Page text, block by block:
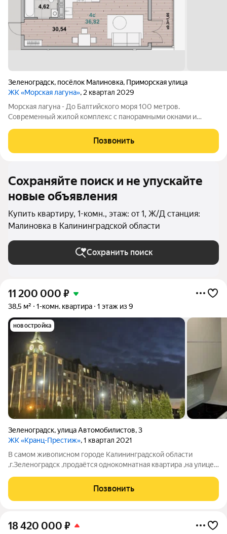
Зеленоградск, посёлок Малиновка, Приморская улица
ЖК «Морская лагуна», 2 квартал 2029
Морская лагуна - До Балтийского моря 100 метров.
Современный жилой комплекс с панорамными окнами и
для инвестиций и сдачи в аренду. Основные преимущества:
Позвонить
Сохраняйте поиск и не упускайте
новые объявления
Купить квартиру, 1-комн., этаж: от 1, Ж/Д станция:
Малиновка в Калининградской области
Сохранить поиск
11 200 000 ₽
38,5 м² 1-комн. квартира 1 этаж из 9
новостройка
Зеленоградск,улица Автомобилистов,3
ЖК «Кранц-Престиж», 1 квартал 2021
В самом живописном городе Калининградской области
,г.Зеленоградск ,продаётся однокомнатная квартира ,на улице
дизайнерский ремонт из дорогих и качественных
качественных материалов. АВТОНОМНОЕ
Позвонить
18 420 000 ₽